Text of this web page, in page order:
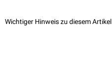
Wichtiger Hinweis zu diesem Artikel